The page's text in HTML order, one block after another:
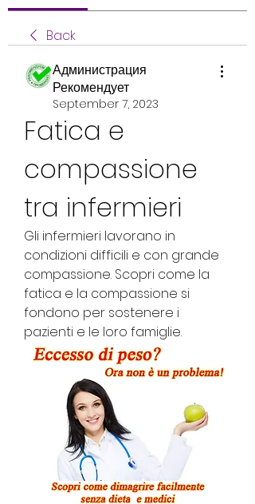
Back
Администрация
Рекомендует
September 7, 2023
Fatica e
compassione
tra infermieri
Gli infermieri lavorano in
condizioni difficili e con grande
compassione. Scopri come la
fatica e la compassione si
fondono per sostenere i
pazienti e le loro famiglie.